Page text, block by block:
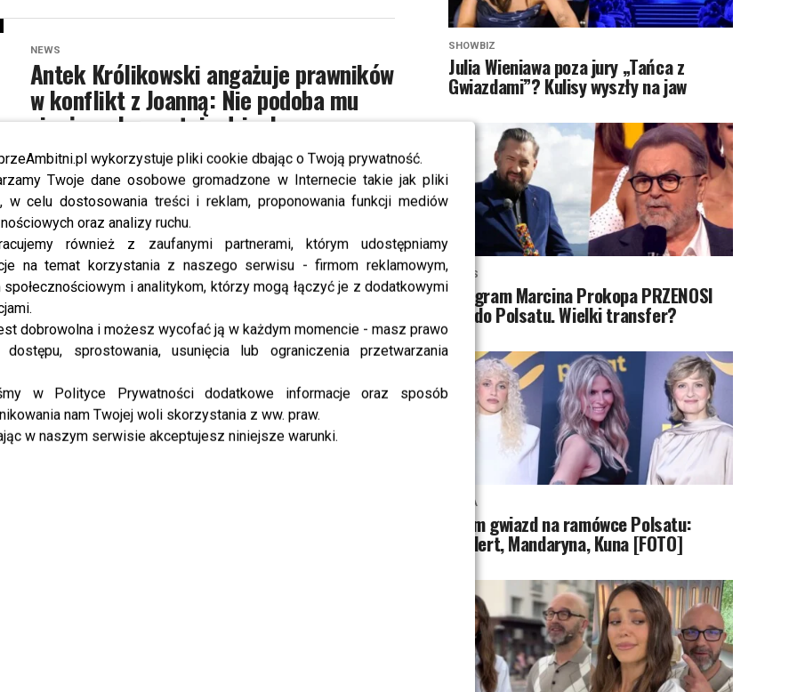
wykorzystuje pliki cookie dbając o Twoją prywatność.
Twoje dane osobowe gromadzone w Internecie takie jak pliki
w celu dostosowania treści i reklam, proponowania funkcji mediów
oraz analizy ruchu.
również z zaufanymi partnerami, którym udostępniamy
na temat korzystania z naszego serwisu - firmom reklamowym,
społecznościowym i analitykom, którzy mogą łączyć je z dodatkowymi
dobrowolna i możesz wycofać ją w każdym momencie - masz prawo
dostępu, sprostowania, usunięcia lub ograniczenia przetwarzania
w Polityce Prywatności dodatkowe informacje oraz sposób
nam Twojej woli skorzystania z ww. praw.
w naszym serwisie akceptujesz niniejsze warunki.
NEWS
Antek Królikowski angażuje prawników
w konflikt z Joanną: Nie podoba mu
się, że wykorzystuje dziecko
Antek Królikowski wystosował pismo
przedprocesowe do Joanny Opozdy, bo niepodoba
mu się, że ta zarabia na reklamach z udziałem
Vincenta. Dodajmy, że aktor nie płaci
alimentów…...
Joanna Opozda pokazała wiadomości
kochanki Antka: Byłam zastraszana,
pisała smsy, że zniszczy mnie ze swoją
kancelarią prawniczą
Joanna Opozda zrzuciła kolejną “bombę” na
SHOWBIZ
Julia Wieniawa poza jury „Tańca z
Gwiazdami”? Kulisy wyszły na jaw
NEWS
Program Marcina Prokopa PRZENOSI
SIĘ do Polsatu. Wielki transfer?
MODA
Tłum gwiazd na ramówce Polsatu:
Englert, Mandaryna, Kuna [FOTO]